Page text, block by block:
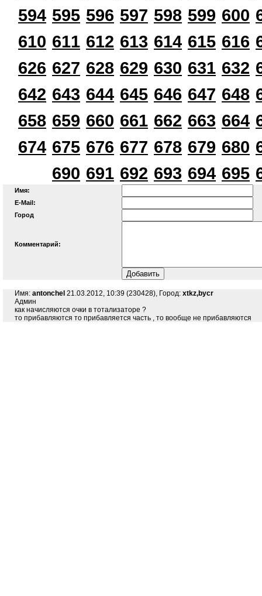
594 595 596 597 598 599 600
610 611 612 613 614 615 616
626 627 628 629 630 631 632
642 643 644 645 646 647 648
658 659 660 661 662 663 664
674 675 676 677 678 679 680
690 691 692 693 694 695
Имя:
E-Mail:
Город
Комментарий:
Имя: antonchel 21.03.2012, 10:39 (230428), Город: xtkz,bycr
Админ
как начисляются очки в тотализаторе ?
то прибавляются то прибавляется часть , то вообще не прибавляются